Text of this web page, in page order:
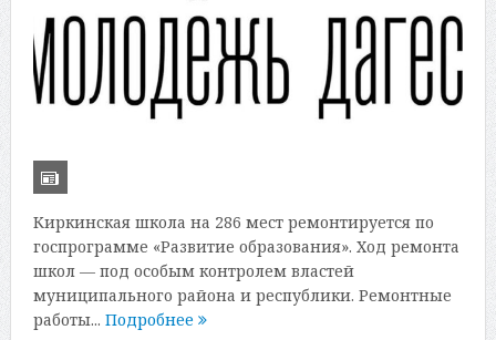
Киркинская школа на 286 мест ремонтируется по
госпрограмме «Развитие образования». Ход ремонта
школ — под особым контролем властей
муниципального района и республики. Ремонтные
работы... Подробнее